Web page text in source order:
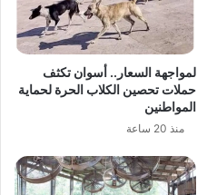
لمواجهة السعار.. أسوان تكثف
حملات تحصين الكلاب الحرة لحماية
المواطنين
منذ 20 ساعة